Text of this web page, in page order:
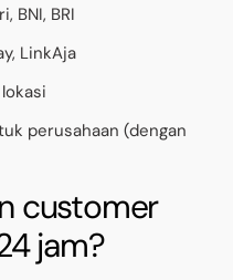
BNI, BRI
LinkAja
perusahaan (dengan
customer
jam?